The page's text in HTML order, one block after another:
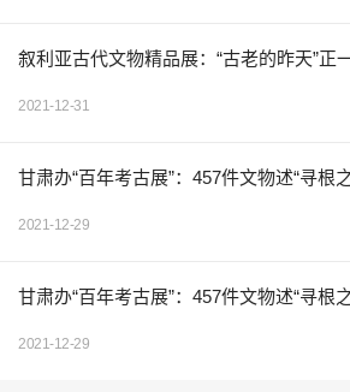
叙利亚古代文物精品展：“古老的昨天”正
2021-12-31
甘肃办“百年考古展”：457件文物述“寻根
2021-12-29
甘肃办“百年考古展”：457件文物述“寻根
2021-12-29